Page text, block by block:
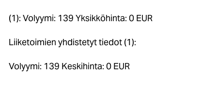
(1): Volyymi: 139 Yksikköhinta: 0 EUR
Liiketoimien yhdistetyt tiedot (1):
Volyymi: 139 Keskihinta: 0 EUR